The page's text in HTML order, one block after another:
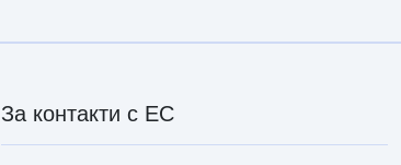
За контакти с ЕС